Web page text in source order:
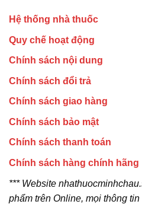
Hệ thống nhà thuốc
Quy chế hoạt động
Chính sách nội dung
Chính sách đổi trả
Chính sách giao hàng
Chính sách bảo mật
Chính sách thanh toán
Chính sách hàng chính hãng
*** Website
phẩm trên Online, mọi thông